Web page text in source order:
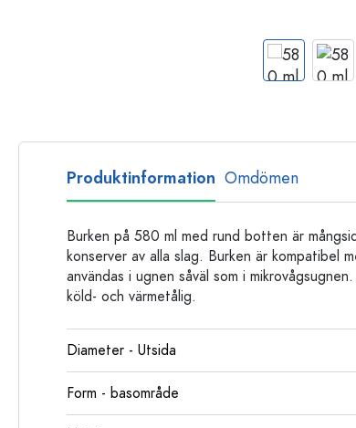
Produktinformation Omdömen
Burken på 580 ml med rund botten är
konserver av alla slag. Burken är kompatibel
användas i ugnen såväl som i
köld- och värmetålig.
Diameter - Utsida
Form - basområde